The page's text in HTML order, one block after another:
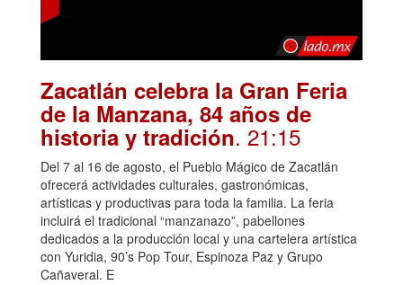
Zacatlán celebra la Gran Feria
de la Manzana, 84 años de
historia y tradición. 21:15
Del 7 al 16 de agosto, el Pueblo Mágico de Zacatlán
ofrecerá actividades culturales, gastronómicas,
artísticas y productivas para toda la familia. La feria
incluirá el tradicional “manzanazo”, pabellones
dedicados a la producción local y una cartelera artística
con Yuridia, 90’s Pop Tour, Espinoza Paz y Grupo
Cañaveral. E